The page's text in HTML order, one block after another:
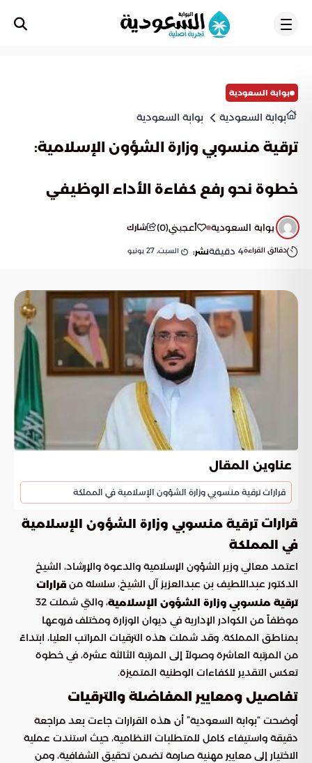
بوابة السعودية
بوابة السعودية بوابة السعودية
ترقية منسوبي وزارة الشؤون الإسلامية:
خطوة نحو رفع كفاءة الأداء الوظيفي
بوابة السعودية أعجبني(
0
) شارك
دقائق القراءة4 دقيقةنشر: السبت, 27 يونيو
عناوين المقال
قرارات ترقية منسوبي وزارة الشؤون الإسلامية في المملكة
قراراتترقية منسوبي وزارة الشؤون الإسلامية
في المملكة
اعتمد معالي وزير الشؤون الإسلامية والدعوة والإرشاد، الشيخ
الدكتور عبداللطيف بن عبدالعزيز آل الشيخ، سلسلة من قرارات
ترقية منسوبي وزارة الشؤون الإسلامية
، والتي شملت 32
موظفاً من الكوادر الإدارية في ديوان الوزارة ومختلف فروعها
بمناطق المملكة. وقد شملت هذه الترقيات المراتب العليا، ابتداءً
من المرتبة العاشرة وصولاً إلى المرتبة الثالثة عشرة، في خطوة
تعكس التقدير للكفاءات الوطنية المتميزة.
تفاصيل ومعايير المفاضلة والترقيات
أوضحت “بوابة السعودية” أن هذه القرارات جاءت بعد مراجعة
دقيقة واستيفاء كامل للمتطلبات النظامية، حيث استندت عملية
الاختيار إلى معايير مهنية صارمة تضمن تحقيق الشفافية، ومن